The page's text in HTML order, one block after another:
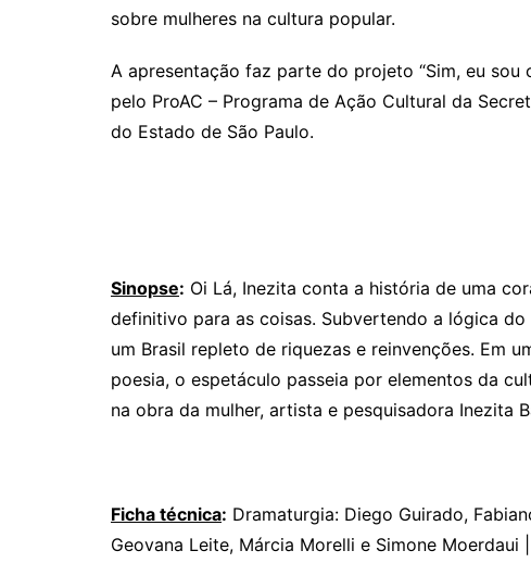
sobre mulheres na cultura popular.
A apresentação faz parte do projeto “Sim, eu sou
pelo ProAC – Programa de Ação Cultural da
do Estado de São Paulo.
Sinopse: Oi Lá, Inezita conta a história de uma
definitivo para as coisas. Subvertendo a lógica
um Brasil repleto de riquezas e reinvenções. Em
poesia, o espetáculo passeia por elementos da
na obra da mulher, artista e pesquisadora Inezita
Ficha técnica: Dramaturgia: Diego Guirado,
Geovana Leite, Márcia Morelli e Simone